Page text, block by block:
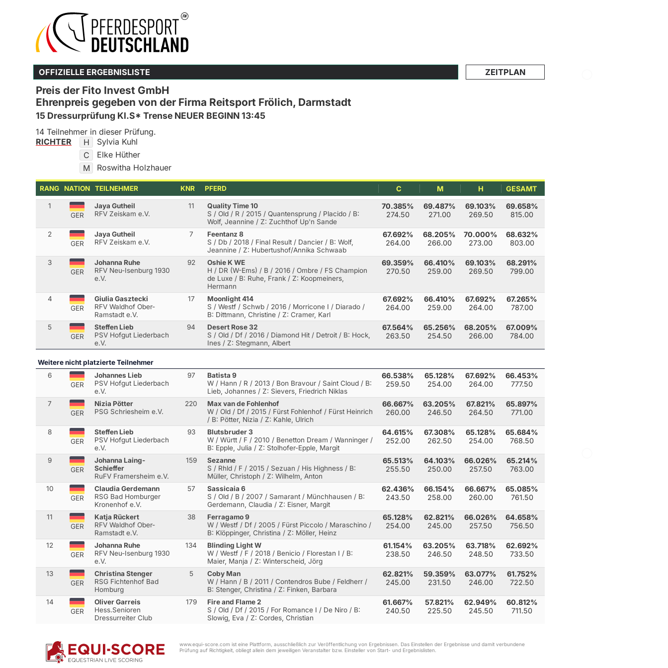
OFFIZIELLE ERGEBNISLISTE ZEITPLAN
Preis der Fito Invest GmbH
Ehrenpreis gegeben von der Firma Reitsport Frölich, Darmstadt
15 Dressurprüfung Kl.S* Trense NEUER BEGINN 13:45
14 Teilnehmer in dieser Prüfung.
RICHTER
H
Sylvia Kuhl
C
Elke Hüther
M
Roswitha Holzhauer
RANG NATION TEILNEHMER KNR PFERD C M H GESAMT
1
GER
Jaya Gutheil
RFV Zeiskam e.V.
11
Quality Time 10
S / Old / R / 2015 / Quantensprung / Placido / B:
Wolf, Jeannine / Z: Zuchthof Up'n Sande
70.385%
274.50
69.487%
271.00
69.103%
269.50
69.658%
815.00
2
GER
Jaya Gutheil
RFV Zeiskam e.V.
7
Feentanz 8
S / Db / 2018 / Final Result / Dancier / B: Wolf,
Jeannine / Z: Hubertushof/Annika Schwaab
67.692%
264.00
68.205%
266.00
70.000%
273.00
68.632%
803.00
3
GER
Johanna Ruhe
RFV Neu-Isenburg 1930
e.V.
92
Oshie K WE
H / DR (W-Ems) / B / 2016 / Ombre / FS Champion
de Luxe / B: Ruhe, Frank / Z: Koopmeiners,
Hermann
69.359%
270.50
66.410%
259.00
69.103%
269.50
68.291%
799.00
4
GER
Giulia Gasztecki
RFV Waldhof Ober-
Ramstadt e.V.
17
Moonlight 414
S / Westf / Schwb / 2016 / Morricone I / Diarado /
B: Dittmann, Christine / Z: Cramer, Karl
67.692%
264.00
66.410%
259.00
67.692%
264.00
67.265%
787.00
5
GER
Steffen Lieb
PSV Hofgut Liederbach
e.V.
94
Desert Rose 32
S / Old / Df / 2016 / Diamond Hit / Detroit / B: Hock,
Ines / Z: Stegmann, Albert
67.564%
263.50
65.256%
254.50
68.205%
266.00
67.009%
784.00
Weitere nicht platzierte Teilnehmer
6
GER
Johannes Lieb
PSV Hofgut Liederbach
e.V.
97
Batista 9
W / Hann / R / 2013 / Bon Bravour / Saint Cloud / B:
Lieb, Johannes / Z: Sievers, Friedrich Niklas
66.538%
259.50
65.128%
254.00
67.692%
264.00
66.453%
777.50
7
GER
Nizia Pötter
PSG Schriesheim e.V.
220
Max van de Fohlenhof
W / Old / Df / 2015 / Fürst Fohlenhof / Fürst Heinrich
/ B: Pötter, Nizia / Z: Kahle, Ulrich
66.667%
260.00
63.205%
246.50
67.821%
264.50
65.897%
771.00
8
GER
Steffen Lieb
PSV Hofgut Liederbach
e.V.
93
Blutsbruder 3
W / Württ / F / 2010 / Benetton Dream / Wanninger /
B: Epple, Julia / Z: Stolhofer-Epple, Margit
64.615%
252.00
67.308%
262.50
65.128%
254.00
65.684%
768.50
9
GER
Johanna Laing-
Schieffer
RuFV Framersheim e.V.
159
Sezanne
S / Rhld / F / 2015 / Sezuan / His Highness / B:
Müller, Christoph / Z: Wilhelm, Anton
65.513%
255.50
64.103%
250.00
66.026%
257.50
65.214%
763.00
10
GER
Claudia Gerdemann
RSG Bad Homburger
Kronenhof e.V.
57
Sassicaia 6
S / Old / B / 2007 / Samarant / Münchhausen / B:
Gerdemann, Claudia / Z: Eisner, Margit
62.436%
243.50
66.154%
258.00
66.667%
260.00
65.085%
761.50
11
GER
Katja Rückert
RFV Waldhof Ober-
Ramstadt e.V.
38
Ferragamo 9
W / Westf / Df / 2005 / Fürst Piccolo / Maraschino /
B: Klöppinger, Christina / Z: Möller, Heinz
65.128%
254.00
62.821%
245.00
66.026%
257.50
64.658%
756.50
12
GER
Johanna Ruhe
RFV Neu-Isenburg 1930
e.V.
134
Blinding Light W
W / Westf / F / 2018 / Benicio / Florestan I / B:
Maier, Manja / Z: Winterscheid, Jörg
61.154%
238.50
63.205%
246.50
63.718%
248.50
62.692%
733.50
13
GER
Christina Stenger
RSG Fichtenhof Bad
Homburg
5
Coby Man
W / Hann / B / 2011 / Contendros Bube / Feldherr /
B: Stenger, Christina / Z: Finken, Barbara
62.821%
245.00
59.359%
231.50
63.077%
246.00
61.752%
722.50
14
GER
Oliver Garreis
Hess.Senioren
Dressurreiter Club
179
Fire and Flame 2
S / Old / Df / 2015 / For Romance I / De Niro / B:
Slowig, Eva / Z: Cordes, Christian
61.667%
240.50
57.821%
225.50
62.949%
245.50
60.812%
711.50
www.equi-score.com ist eine Plattform, ausschließlich zur Veröffentlichung von Ergebnissen. Das Einstellen der Ergebnisse und damit verbundene
Prüfung auf Richtigkeit, obliegt allein dem jeweiligen Veranstalter bzw. Einsteller von Start- und Ergebnislisten.